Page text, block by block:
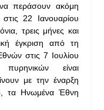
περάσουν ακόμη
22 Ιανουαρίου
τρεις μήνες και
έγκριση από τη
στις 7 Ιουλίου
είναι
με την έναρξη
τα Ηνωμένα Έθνη